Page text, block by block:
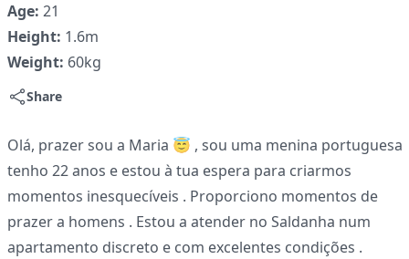
Age: 21
Height: 1.6m
Weight: 60kg
Share
Olá, prazer sou a Maria 😇 , sou uma menina portuguesa
tenho 22 anos e estou à tua espera para criarmos
momentos inesquecíveis . Proporciono momentos de
prazer a homens . Estou a atender no Saldanha num
apartamento discreto e com excelentes condições .